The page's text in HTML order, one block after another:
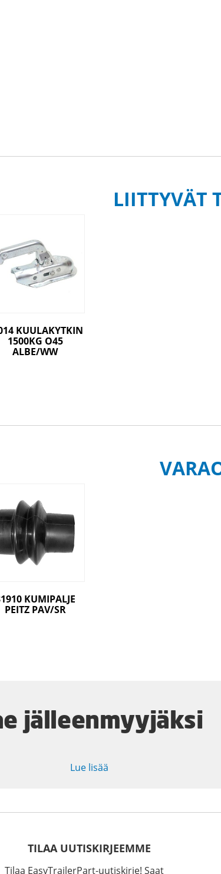
LIITTYVÄT
KUULAKYTKIN
1500KG O45
ALBE/WW
KUMIPALJE
PEITZ PAV/SR
jälleenmyyjäksi
Lue lisää
TILAA UUTISKIRJEEMME
Tilaa EasyTrailerPart-uutiskirje! Saat